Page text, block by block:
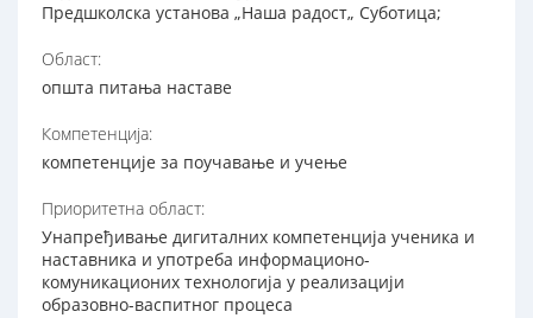
Предшколска установа „Наша радост„ Суботица;
Област:
општа питања наставе
Компетенција:
компетенције за поучавање и учење
Приоритетна област:
Унапређивање дигиталних компетенција ученика и
наставника и употреба информационо-
комуникационих технологија у реализацији
образовно-васпитног процеса